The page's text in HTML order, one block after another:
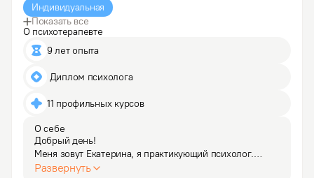
Индивидуальная
Показать все
О психотерапевте
9 лет опыта
Диплом психолога
11 профильных курсов
О себе
Добрый день!
Меня зовут Екатерина, я практикующий психолог.
Развернуть